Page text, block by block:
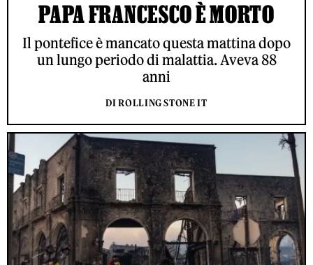
PAPA FRANCESCO È MORTO
Il pontefice è mancato questa mattina dopo
un lungo periodo di malattia. Aveva 88
anni
DI ROLLING STONE IT